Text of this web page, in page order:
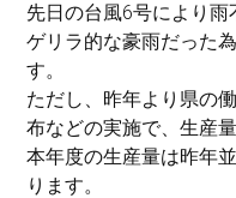
先日の台風6号により雨
ゲリラ的な豪雨だった
す。
ただし、昨年より県の
布などの実施で、生産
本年度の生産量は昨年
ります。